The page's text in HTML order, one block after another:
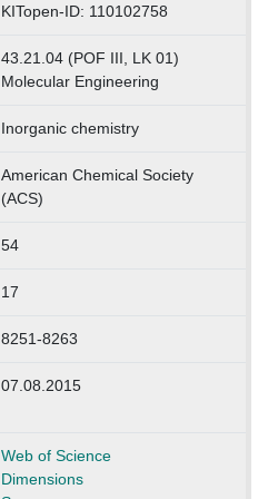
KITopen-ID: 110102758
43.21.04 (POF III, LK 01)
Molecular Engineering
Inorganic chemistry
American Chemical Society
(ACS)
54
17
8251-8263
07.08.2015
Web of Science
Dimensions